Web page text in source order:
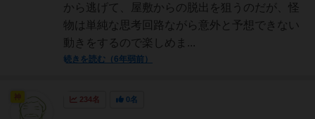
から逃げて、屋敷からの脱出を狙うのだが、怪
物は単純な思考回路ながら意外と予想できない
動きをするので楽しめま...
続きを読む（6年弱前）
234名 0名